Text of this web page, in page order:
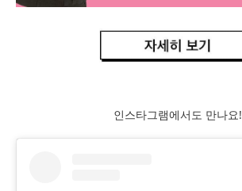
인스타그램에서도 만나요!